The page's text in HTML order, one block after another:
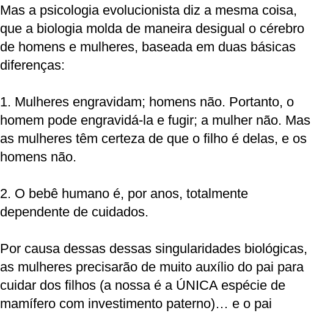
Mas a psicologia evolucionista diz a mesma coisa,
que a biologia molda de maneira desigual o cérebro
de homens e mulheres, baseada em duas básicas
diferenças:
1. Mulheres engravidam; homens não. Portanto, o
homem pode engravidá-la e fugir; a mulher não. Mas
as mulheres têm certeza de que o filho é delas, e os
homens não.
2. O bebê humano é, por anos, totalmente
dependente de cuidados.
Por causa dessas dessas singularidades biológicas,
as mulheres precisarão de muito auxílio do pai para
cuidar dos filhos (a nossa é a ÚNICA espécie de
mamífero com investimento paterno)… e o pai